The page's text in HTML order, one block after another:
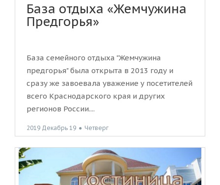
База отдыха «Жемчужина
Предгорья»
База семейного отдыха "Жемчужина
предгорья" была открыта в 2013 году и
сразу же завоевала уважение у посетителей
всего Краснодарского края и других
регионов России....
2019 Декабрь 19 ● Четверг